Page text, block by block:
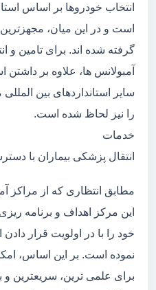
انتخاب خودروها بر اساس
است و در این میان،
گرفته شده اند. برای تامین و
آمبولانس ها، علاوه بر داشتن
سایر استانداردهای بین
را نیز لحاظ شده است.
خدمات
انتقال پزشکی بیماران با
مطابق انتظاری که از
این مرکز اهداف و برنامه
خود را با در اولویت قرار
نموده است. بر این اساس،
برای علمی ترین، سریعترین و